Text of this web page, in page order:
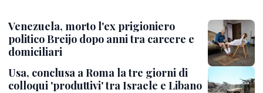
Venezuela, morto l'ex prigioniero
politico Breijo dopo anni tra carcere e
domiciliari
Usa, conclusa a Roma la tre giorni di
colloqui 'produttivi' tra Israele e Libano